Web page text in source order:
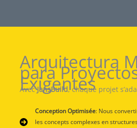
Arquitectura
para
Exigentes
AvecJansBuild, chaque projet
Conception Optimisée: Nous
les concepts complexes en